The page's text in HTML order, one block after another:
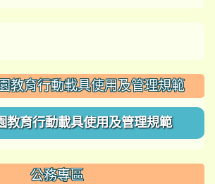
教育行動載具使用及管理規範
教育行動載具使用及管理規範
公務專區